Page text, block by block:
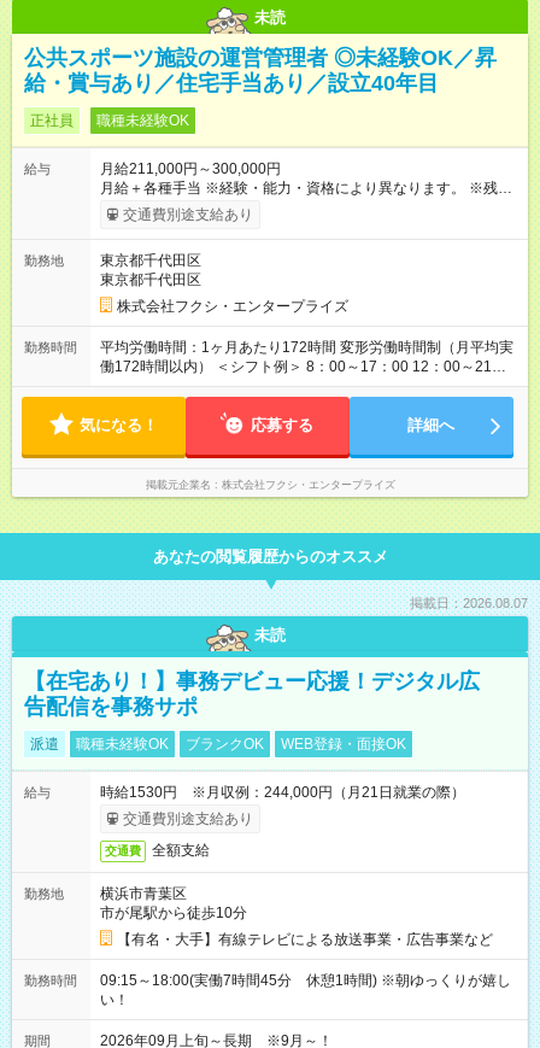
未読
公共スポーツ施設の運営管理者 ◎未経験OK／昇
給・賞与あり／住宅手当あり／設立40年目
正社員 職種未経験OK
給与
月給211,000円～300,000円
月給＋各種手当 ※経験・能力・資格により異なります。 ※残業
代は上記に含まれません。別途全額支給いたします。 ※家族手
当が基本給に含まれております。 ※3ヶ月間の試用期間がありま
用期間あり 試用期間の長さ：3ヶ月 雇用形態、給与は本採用時
と同じです。
交通費別途支給あり
勤務地
東京都千代田区
東京都千代田区
株式会社フクシ・エンタープライズ
勤務時間
平均労働時間：1ヶ月あたり172時間 変形労働時間制（月平均実
働172時間以内） ＜シフト例＞ 8：00～17：00 12：00～21：
00 ※原則、固定シフトではありませんが、時間帯についてもご
間制（月平均実働172時間以内） ＜シフト例＞ 8：00～17：00
についてもご相談ください。
気になる！ 応募する 詳細へ
掲載元企業名 株式会社フクシ・エンタープライズ
あなたの閲覧履歴からのオススメ
掲載日：2026.08.07
未読
【在宅あり！】事務デビュー応援！デジタル広
告配信を事務サポ
派遣 職種未経験OK ブランクOK WEB登録・面接OK
給与
時給1530円 ※月収例：244,000円（月21日就業の際）
交通費別途支給あり
交通費 全額支給
勤務地
横浜市青葉区
市が尾駅から徒歩10分
【有名・大手】有線テレビによる放送事業・広告事業など
勤務時間
09:15～18:00(実働7時間45分 休憩1時間) ※朝ゆっくりが嬉し
い！
期間 2026年09月上旬～長期 ※9月～！